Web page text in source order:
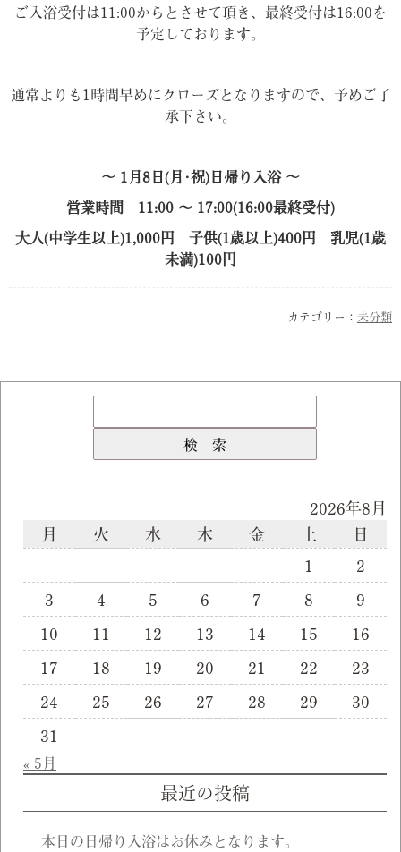
ご入浴受付は11:00からとさせて頂き、最終受付は16:00を
予定しております。
通常よりも1時間早めにクローズとなりますので、予めご了
承下さい。
〜 1月8日(月･祝)日帰り入浴 〜
営業時間 11:00 〜 17:00(16:00最終受付)
大人(中学生以上)1,000円 子供(1歳以上)400円 乳児(1歳
未満)100円
カテゴリー： 未分類
2026年8月
月
火 水 木 金 土
日
1
2
3
4 5 6 7 8
9
10
11 12 13 14 15
16
17
18 19 20 21 22
23
24
25 26 27 28 29
30
31
« 5月
最近の投稿
本日の日帰り入浴はお休みとなります。